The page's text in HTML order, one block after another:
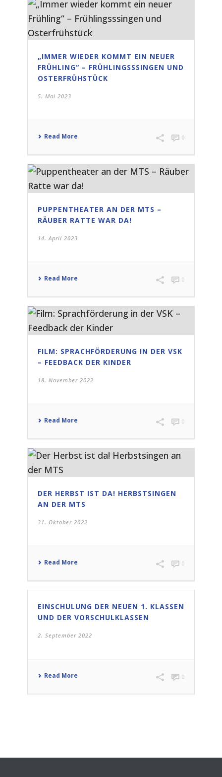
„IMMER WIEDER KOMMT EIN NEUER
FRÜHLING“ – FRÜHLINGSSSINGEN UND
OSTERFRÜHSTÜCK
5. Mai 2023
Read More 0
PUPPENTHEATER AN DER MTS –
RÄUBER RATTE WAR DA!
14. April 2023
Read More 0
FILM: SPRACHFÖRDERUNG IN DER VSK
– FEEDBACK DER KINDER
18. November 2022
Read More 0
DER HERBST IST DA! HERBSTSINGEN
AN DER MTS
31. Oktober 2022
Read More 0
EINSCHULUNG DER NEUEN 1. KLASSEN
UND DER VORSCHULKLASSEN
2. September 2022
Read More 0